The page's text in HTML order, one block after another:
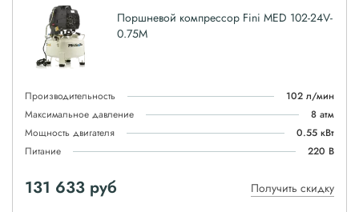
Поршневой компрессор Fini MED 102-24V-
0.75M
Производительность
102 л/мин
Максимальное давление
8 атм
Мощность двигателя
0.55 кВт
Питание
220 В
131 633 руб Получить скидку